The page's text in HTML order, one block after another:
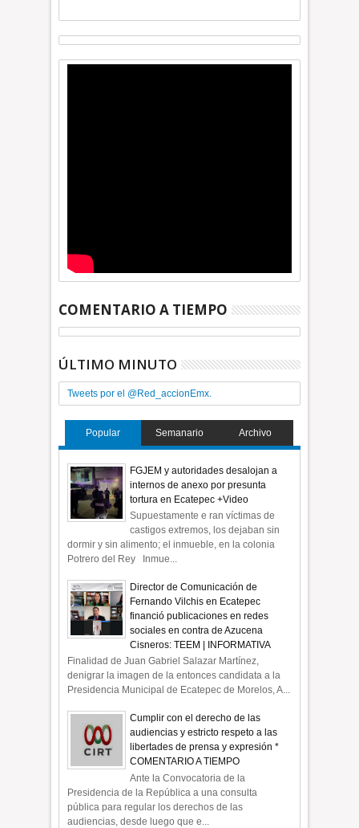
COMENTARIO A TIEMPO
ÚLTIMO MINUTO
Tweets por el @Red_accionEmx.
Popular Semanario Archivo
FGJEM y autoridades desalojan a
internos de anexo por presunta
tortura en Ecatepec +Video
Supuestamente e ran víctimas de
castigos extremos, los dejaban sin
dormir y sin alimento; el inmueble, en la colonia
Potrero del Rey Inmue...
Director de Comunicación de
Fernando Vilchis en Ecatepec
financió publicaciones en redes
sociales en contra de Azucena
Cisneros: TEEM | INFORMATIVA
Finalidad de Juan Gabriel Salazar Martínez,
denigrar la imagen de la entonces candidata a la
Presidencia Municipal de Ecatepec de Morelos, A...
Cumplir con el derecho de las
audiencias y estricto respeto a las
libertades de prensa y expresión *
COMENTARIO A TIEMPO
Ante la Convocatoria de la
Presidencia de la República a una consulta
pública para regular los derechos de las
audiencias, desde luego que e...